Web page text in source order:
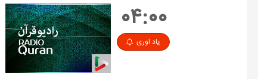
۰۴:۰۰
یاد اوری